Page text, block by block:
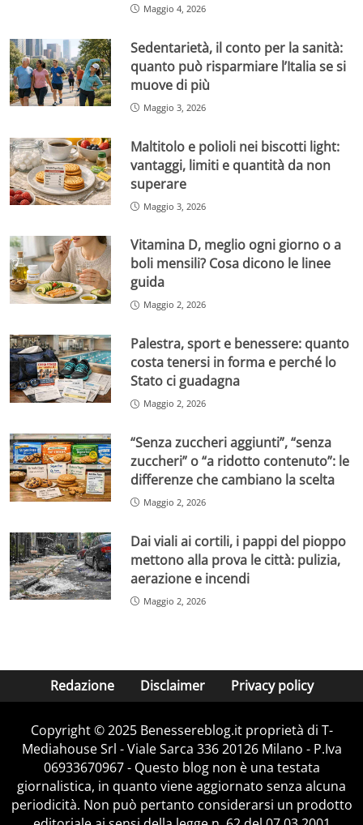
Maggio 4, 2026
Sedentarietà, il conto per la sanità:
quanto può risparmiare l’Italia se si
muove di più
Maggio 3, 2026
Maltitolo e polioli nei biscotti light:
vantaggi, limiti e quantità da non
superare
Maggio 3, 2026
Vitamina D, meglio ogni giorno o a
boli mensili? Cosa dicono le linee
guida
Maggio 2, 2026
Palestra, sport e benessere: quanto
costa tenersi in forma e perché lo
Stato ci guadagna
Maggio 2, 2026
“Senza zuccheri aggiunti”, “senza
zuccheri” o “a ridotto contenuto”: le
differenze che cambiano la scelta
Maggio 2, 2026
Dai viali ai cortili, i pappi del pioppo
mettono alla prova le città: pulizia,
aerazione e incendi
Maggio 2, 2026
Redazione Disclaimer Privacy policy
Copyright © 2025 Benessereblog.it proprietà di T-
Mediahouse Srl - Viale Sarca 336 20126 Milano - P.Iva
06933670967 - Questo blog non è una testata
giornalistica, in quanto viene aggiornato senza alcuna
periodicità. Non può pertanto considerarsi un prodotto